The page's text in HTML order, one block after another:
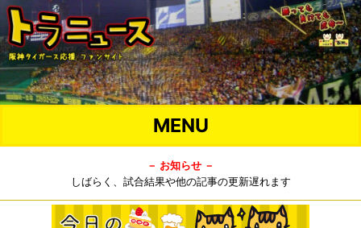
MENU
－ お知らせ －
しばらく、試合結果や他の記事の更新遅れます